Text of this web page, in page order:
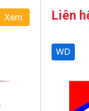
Xem Liên
WD